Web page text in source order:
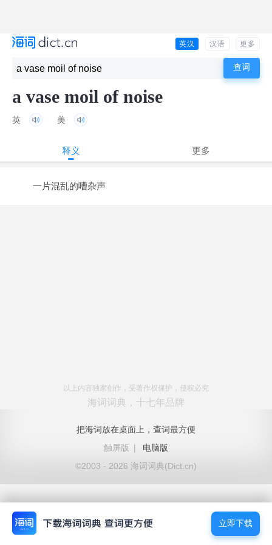
英汉 汉语 更多
a vase moil of noise
英 美
释义 更多
一片混乱的嘈杂声
以上内容独家创作，受著作权保护，侵权必究
海词词典，十七年品牌
把海词放在桌面上，查词最方便
触屏版
|
电脑版
©2003 - 2026 海词词典(Dict.cn)
立即下载
立即下载